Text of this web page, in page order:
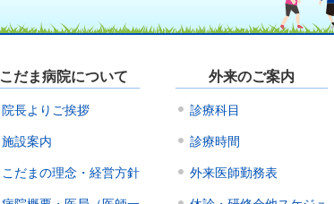
こだま病院について
院長よりご挨拶
施設案内
こだまの理念・経営方針
外来のご案内
診療科目
診療時間
外来医師勤務表